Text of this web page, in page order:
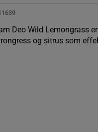
Deo Wild Lemongrass
og sitrus som